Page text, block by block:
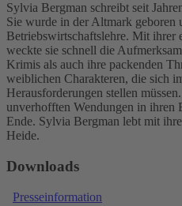
Sylvia Bergman schreibt seit
Sie wurde in der Altmark geboren
Betriebswirtschaftslehre. Mit ihrer
weckte sie schnell die
Krimis als auch ihre packenden
weiblichen Charakteren, die sich
Herausforderungen stellen
unverhofften Wendungen in ihren
Ende. Sylvia Bergman lebt mit
Heide.
Downloads
Presseinformation